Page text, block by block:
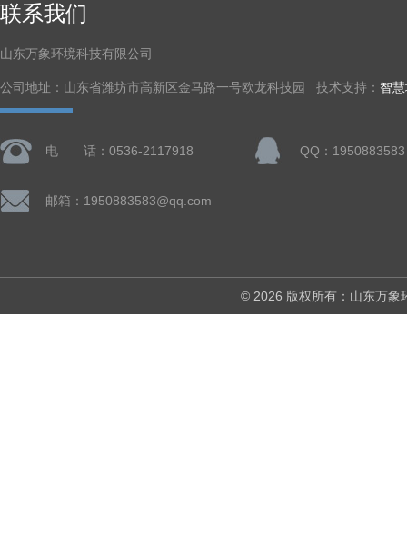
联系我们
山东万象环境科技有限公司
公司地址：山东省潍坊市高新区金马路一号欧龙科技园 技术支持： 智
电 话：0536-2117918 QQ：1950883583
邮箱：1950883583@qq.com
© 2026 版权所有：山东万